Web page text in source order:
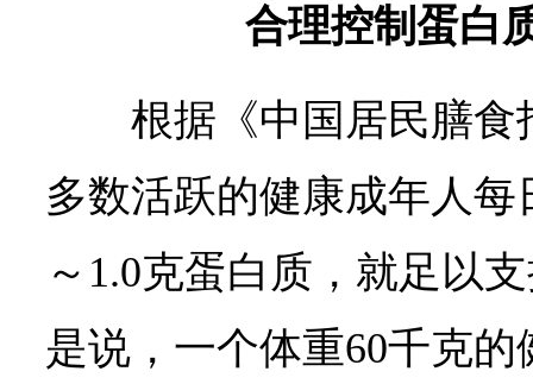
合理控制蛋白
根据《中国居民膳食
多数活跃的健康成年人
～1.0克蛋白质，就足以
是说，一个体重60千克